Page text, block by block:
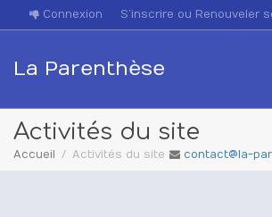
Connexion S’inscrire ou Renouveler
La Parenthèse
Activités du site
Accueil Activités du site contact@la-